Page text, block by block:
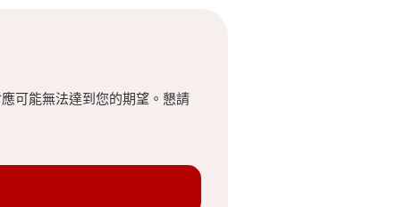
可能無法達到您的期望。懇請